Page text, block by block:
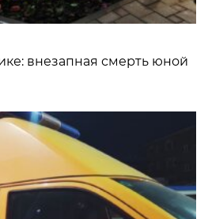
внезапная смерть юной